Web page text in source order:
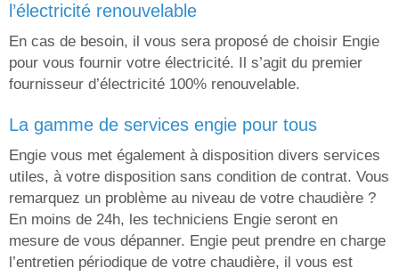
l’électricité renouvelable
En cas de besoin, il vous sera proposé de choisir Engie
pour vous fournir votre électricité. Il s’agit du premier
fournisseur d’électricité 100% renouvelable.
la gamme de services engie pour tous
Engie vous met également à disposition divers services
utiles, à votre disposition sans condition de contrat. Vous
remarquez un problème au niveau de votre chaudière ?
En moins de 24h, les techniciens Engie seront en
mesure de vous dépanner. Engie peut prendre en charge
l’entretien périodique de votre chaudière, il vous est